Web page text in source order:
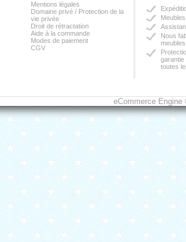
Mentions légales
Domaine privé / Protection de la
vie privée
Droit de rétractation
Aide à la commande
Modes de paiement
CGV
Nous
garantie
toutes
eCommerce